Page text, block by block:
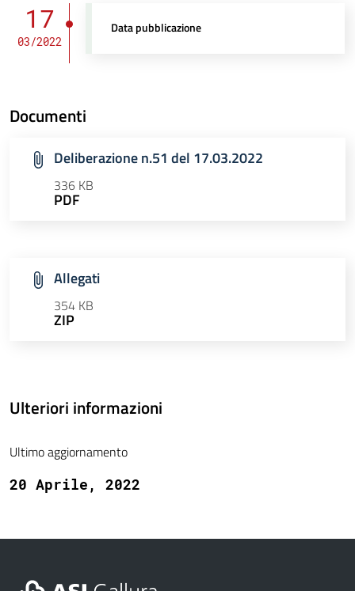
17
03/2022
Data pubblicazione
Documenti
Deliberazione n.51 del 17.03.2022
336 KB
PDF
Allegati
354 KB
ZIP
Ulteriori informazioni
Ultimo aggiornamento
20 Aprile, 2022